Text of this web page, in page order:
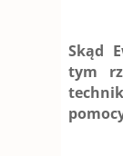
Skąd
tym